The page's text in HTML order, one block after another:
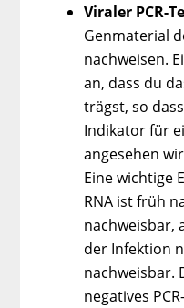
Viraler PCR-
Genmaterial
nachweisen.
an, dass du
trägst, so
Indikator für
angesehen
Eine wichtige
RNA ist früh
nachweisbar,
der Infektion
nachweisbar.
negatives